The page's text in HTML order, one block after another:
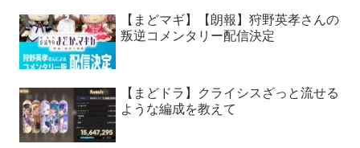
【まどマギ】【朗報】狩野英孝さんの
叛逆コメンタリー配信決定
【まどドラ】クライシスざっと流せる
ような編成を教えて